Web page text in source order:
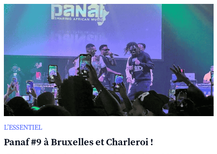
L’ESSENTIEL
Panaf #9 à Bruxelles et Charleroi !